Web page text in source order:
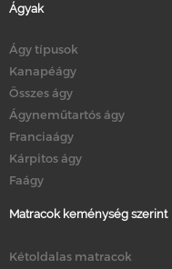
Ágyak
Ágy típusok
Kanapéágy
Összes ágy
Ágyneműtartós ágy
Franciaágy
Kárpitos ágy
Faágy
Matracok keménység szerint
Kétoldalas matracok